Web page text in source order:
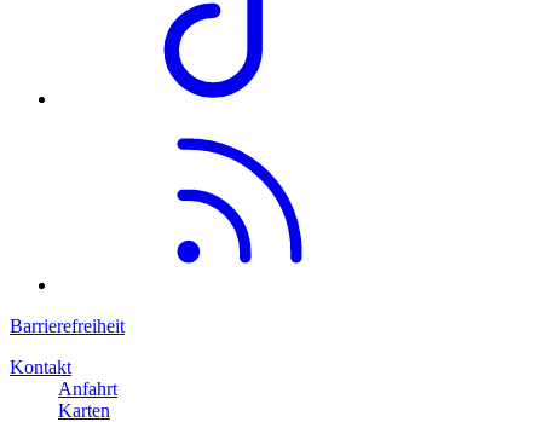
Barrierefreiheit
Kontakt
Anfahrt
Karten